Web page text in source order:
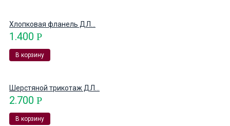
Хлопковая фланель ДЛ...
1.400 Р
В корзину
Шерстяной трикотаж ДЛ...
2.700 Р
В корзину